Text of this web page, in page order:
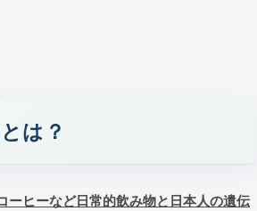
は？
ーヒーなど日常的飲み物と日本人の遺伝